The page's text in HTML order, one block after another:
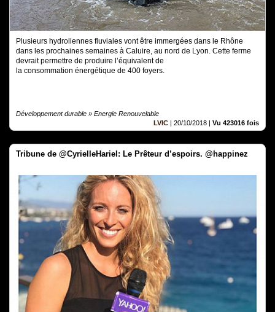
Plusieurs hydroliennes fluviales vont être immergées dans le Rhône
dans les prochaines semaines à Caluire, au nord de Lyon. Cette ferme
devrait permettre de produire l’équivalent de
la consommation énergétique de 400 foyers.
Développement durable » Energie Renouvelable
LVIC | 20/10/2018 | Vu 423016 fois
Tribune de @CyrielleHariel: Le Prêteur d’espoirs. @happinez